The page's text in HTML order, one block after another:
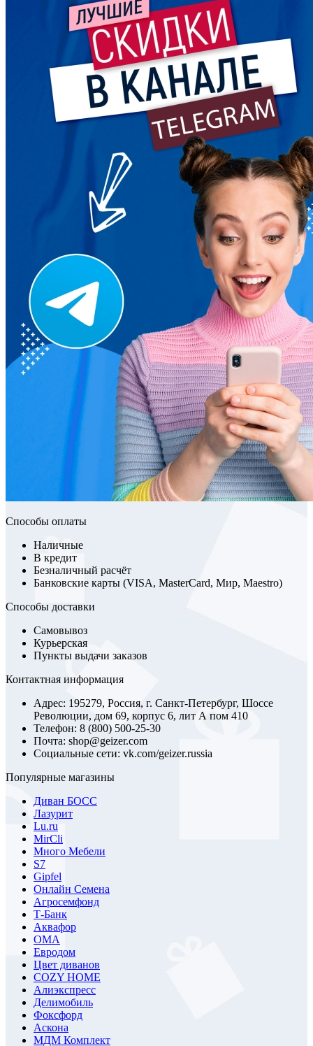
Способы оплаты
Наличные
В кредит
Безналичный расчёт
Банковские карты (VISA, MasterCard, Мир, Maestro)
Способы доставки
Самовывоз
Курьерская
Пункты выдачи заказов
Контактная информация
Адрес: 195279, Россия, г. Санкт-Петербург, Шоссе
Революции, дом 69, корпус 6, лит А пом 410
Телефон: 8 (800) 500-25-30
Почта: shop@geizer.com
Социальные сети: vk.com/geizer.russia
Популярные магазины
Диван БОСС
Лазурит
Lu.ru
MirCli
Много Мебели
S7
Gipfel
Онлайн Семена
Агросемфонд
Т-Банк
Аквафор
ОМА
Евродом
Цвет диванов
COZY HOME
Алиэкспресс
Делимобиль
Фоксфорд
Аскона
МДМ Комплект